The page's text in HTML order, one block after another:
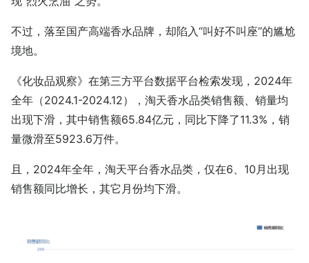
不过，落至国产高端香水品牌，却陷入“叫好不叫座”的尴尬
境地。
《化妆品观察》在第三方平台数据平台检索发现，2024年
全年（2024.1-2024.12），淘天香水品类销售额、销量均
出现下滑，其中销售额65.84亿元，同比下降了11.3%，销
量微滑至5923.6万件。
且，2024年全年，淘天平台香水品类，仅在6、10月出现
销售额同比增长，其它月份均下滑。